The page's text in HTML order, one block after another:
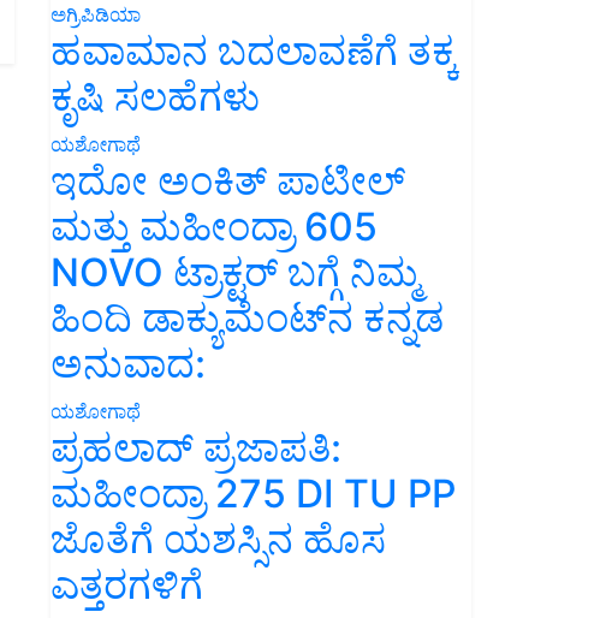
ಅಗ್ರಿಪಿಡಿಯಾ
ಹವಾಮಾನ ಬದಲಾವಣೆಗೆ ತಕ್ಕ
ಕೃಷಿ ಸಲಹೆಗಳು
ಯಶೋಗಾಥೆ
ಇದೋ ಅಂಕಿತ್ ಪಾಟೀಲ್
ಮತ್ತು ಮಹೀಂದ್ರಾ 605
NOVO ಟ್ರಾಕ್ಟರ್ ಬಗ್ಗೆ ನಿಮ್ಮ
ಹಿಂದಿ ಡಾಕ್ಯುಮೆಂಟ್‌ನ ಕನ್ನಡ
ಅನುವಾದ:
ಯಶೋಗಾಥೆ
ಪ್ರಹಲಾದ್ ಪ್ರಜಾಪತಿ:
ಮಹೀಂದ್ರಾ 275 DI TU PP
ಜೊತೆಗೆ ಯಶಸ್ಸಿನ ಹೊಸ
ಎತ್ತರಗಳಿಗೆ